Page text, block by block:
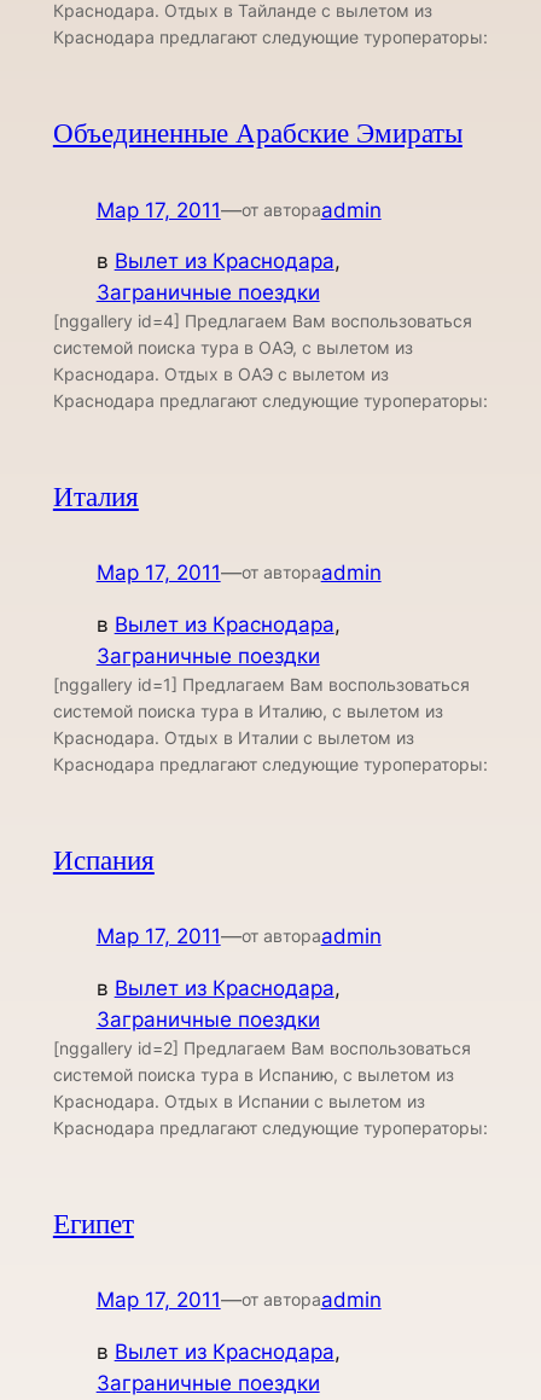
Краснодара. Отдых в Тайланде с вылетом из
Краснодара предлагают следующие туроператоры:
Объединенные Арабские Эмираты
Мар 17, 2011—от автораadmin
в Вылет из Краснодара
Заграничные поездки
[nggallery id=4] Предлагаем Вам воспользоваться
системой поиска тура в ОАЭ, с вылетом из
Краснодара. Отдых в ОАЭ с вылетом из
Краснодара предлагают следующие туроператоры:
Италия
Мар 17, 2011—от автораadmin
в Вылет из Краснодара
Заграничные поездки
[nggallery id=1] Предлагаем Вам воспользоваться
системой поиска тура в Италию, с вылетом из
Краснодара. Отдых в Италии с вылетом из
Краснодара предлагают следующие туроператоры:
Испания
Мар 17, 2011—от автораadmin
в Вылет из Краснодара
Заграничные поездки
[nggallery id=2] Предлагаем Вам воспользоваться
системой поиска тура в Испанию, с вылетом из
Краснодара. Отдых в Испании с вылетом из
Краснодара предлагают следующие туроператоры:
Египет
Мар 17, 2011—от автораadmin
в Вылет из Краснодара
Заграничные поездки